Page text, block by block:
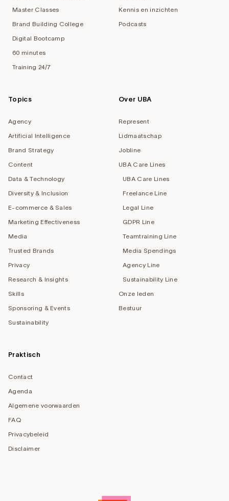
Master Classes
Brand Building College
Digital Bootcamp
60 minutes
Training 24/7
Kennis en inzichten
Podcasts
Topics
Agency
Artificial Intelligence
Brand Strategy
Content
Data & Technology
Diversity & Inclusion
E-commerce & Sales
Marketing Effectiveness
Media
Trusted Brands
Privacy
Research & Insights
Skills
Sponsoring & Events
Sustainability
Over UBA
Represent
Lidmaatschap
Jobline
UBA Care Lines
UBA Care Lines
Freelance Line
Legal Line
GDPR Line
Teamtraining Line
Media Spendings
Agency Line
Sustainability Line
Onze leden
Bestuur
Praktisch
Contact
Agenda
Algemene voorwaarden
FAQ
Privacybeleid
Disclaimer